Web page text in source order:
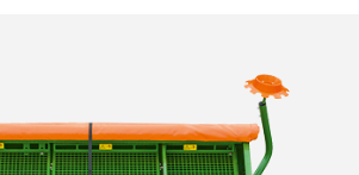
dans le champ.